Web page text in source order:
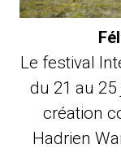
Le festival
du 21 au
création
Hadrien